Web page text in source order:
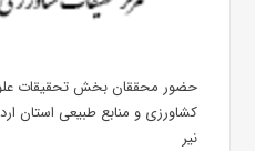
حضور محققان بخش تحقیقات
کشاورزی و منابع طبیعی استان
نیر